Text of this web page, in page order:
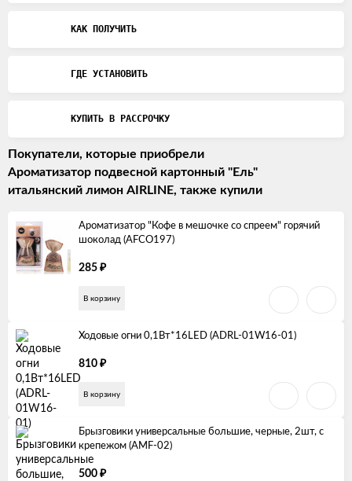
КАК ПОЛУЧИТЬ
ГДЕ УСТАНОВИТЬ
КУПИТЬ В РАССРОЧКУ
Покупатели, которые приобрели
Ароматизатор подвесной картонный "Ель"
итальянский лимон AIRLINE, также купили
Ароматизатор "Кофе в мешочке со спреем" горячий
шоколад (AFCO197)
285 ₽
В корзину
Ходовые огни 0,1Вт*16LED (ADRL-01W16-01)
810 ₽
В корзину
Брызговики универсальные большие, черные, 2шт, с
крепежом (AMF-02)
500 ₽